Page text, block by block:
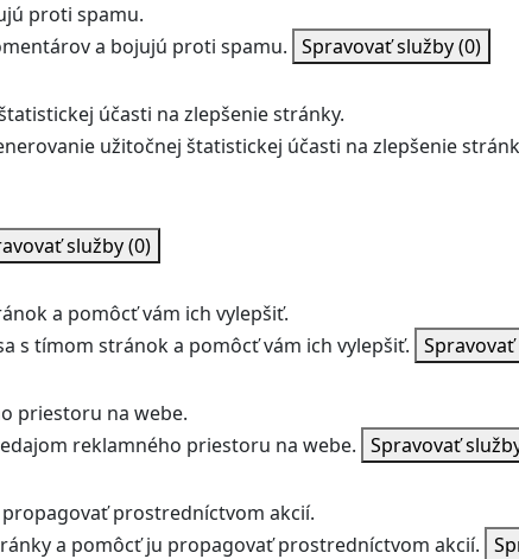
proti spamu.
a bojujú proti spamu. Spravovať služby(0)
účasti na zlepšenie stránky.
užitočnej štatistickej účasti na zlepšenie
služby(0)
a pomôcť vám ich vylepšiť.
s tímom stránok a pomôcť vám ich vylepšiť.
priestoru na webe.
reklamného priestoru na webe. Spravovať
prostredníctvom akcií.
a pomôcť ju propagovať prostredníctvom akcií.